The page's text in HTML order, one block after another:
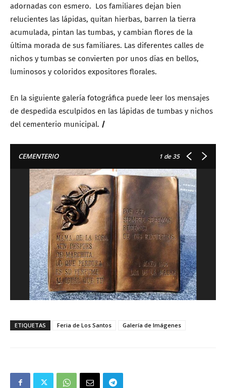
adornadas con esmero. Los familiares dejan bien
relucientes las lápidas, quitan hierbas, barren la tierra
acumulada, pintan las tumbas, y cambian flores de la
última morada de sus familiares. Las diferentes calles de
nichos y tumbas se convierten por unos días en bellos,
luminosos y coloridos expositores florales.
En la siguiente galería fotográfica puede leer los mensajes
de despedida esculpidos en las lápidas de tumbas y nichos
del cementerio municipal. /
CEMENTERIO 1 de 35
ETIQUETAS Feria de Los Santos Galería de Imágenes